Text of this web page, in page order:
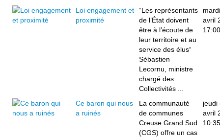
Loi engagement et
proximité
“Les représentants
de l’État doivent
être à l’écoute de
leur territoire et au
service des élus“
Sébastien
Lecornu, ministre
chargé des
Collectivités ...
avril
17:00
Ce baron qui nous
a ruinés
La communauté
de communes
Creuse Grand Sud
(CGS) offre un cas
jeudi
avril
10:35